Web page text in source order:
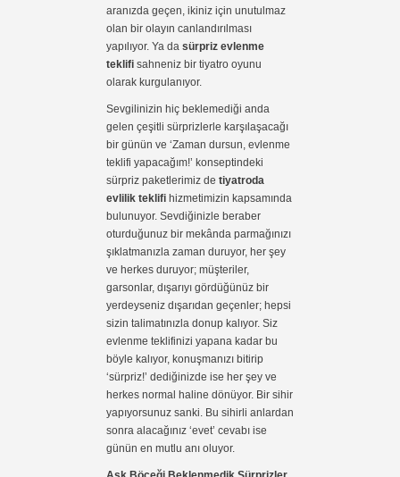
aranızda geçen, ikiniz için unutulmaz
olan bir olayın canlandırılması
yapılıyor. Ya da sürpriz evlenme
teklifi sahneniz bir tiyatro oyunu
olarak kurgulanıyor.
Sevgilinizin hiç beklemediği anda
gelen çeşitli sürprizlerle karşılaşacağı
bir günün ve ‘Zaman dursun, evlenme
teklifi yapacağım!’ konseptindeki
sürpriz paketlerimiz de tiyatroda
evlilik teklifi hizmetimizin kapsamında
bulunuyor. Sevdiğinizle beraber
oturduğunuz bir mekânda parmağınızı
şıklatmanızla zaman duruyor, her şey
ve herkes duruyor; müşteriler,
garsonlar, dışarıyı gördüğünüz bir
yerdeyseniz dışarıdan geçenler; hepsi
sizin talimatınızla donup kalıyor. Siz
evlenme teklifinizi yapana kadar bu
böyle kalıyor, konuşmanızı bitirip
‘sürpriz!’ dediğinizde ise her şey ve
herkes normal haline dönüyor. Bir sihir
yapıyorsunuz sanki. Bu sihirli anlardan
sonra alacağınız ‘evet’ cevabı ise
günün en mutlu anı oluyor.